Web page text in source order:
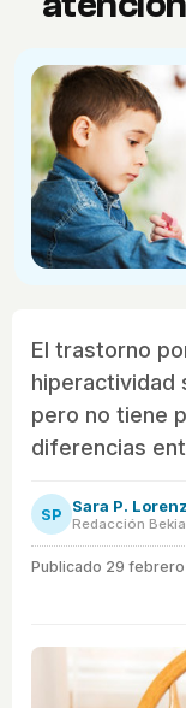
El trastorno
hiperactividad
pero no tiene
diferencias
SP Sara P.
Redacción
Publicado 29 febrero